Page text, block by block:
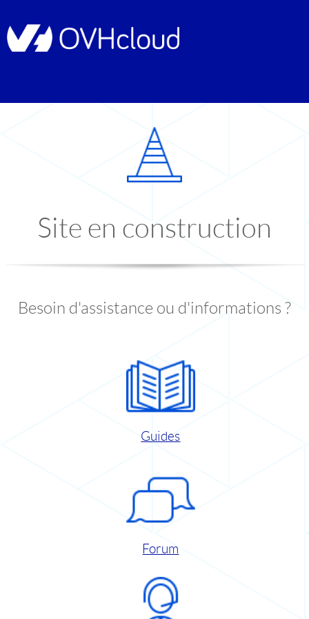
Site en construction
Besoin d'assistance ou d'informations ?
Guides
Forum